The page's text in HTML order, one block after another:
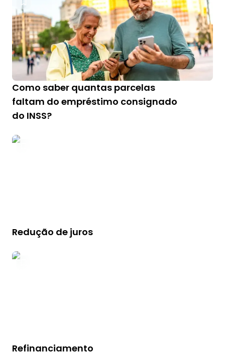
Como saber quantas parcelas
faltam do empréstimo consignado
do INSS?
Redução de juros
Refinanciamento